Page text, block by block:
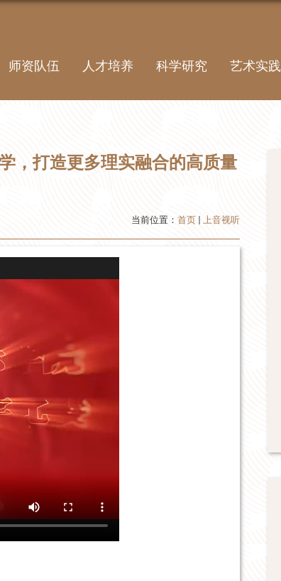
师资队伍 人才培养 科学研究 艺术实践
，打造更多理实融合的高质量
当前位置： 首页 上音视听